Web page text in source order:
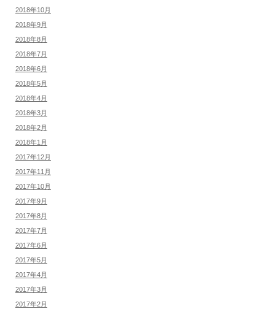
2018年10月
2018年9月
2018年8月
2018年7月
2018年6月
2018年5月
2018年4月
2018年3月
2018年2月
2018年1月
2017年12月
2017年11月
2017年10月
2017年9月
2017年8月
2017年7月
2017年6月
2017年5月
2017年4月
2017年3月
2017年2月